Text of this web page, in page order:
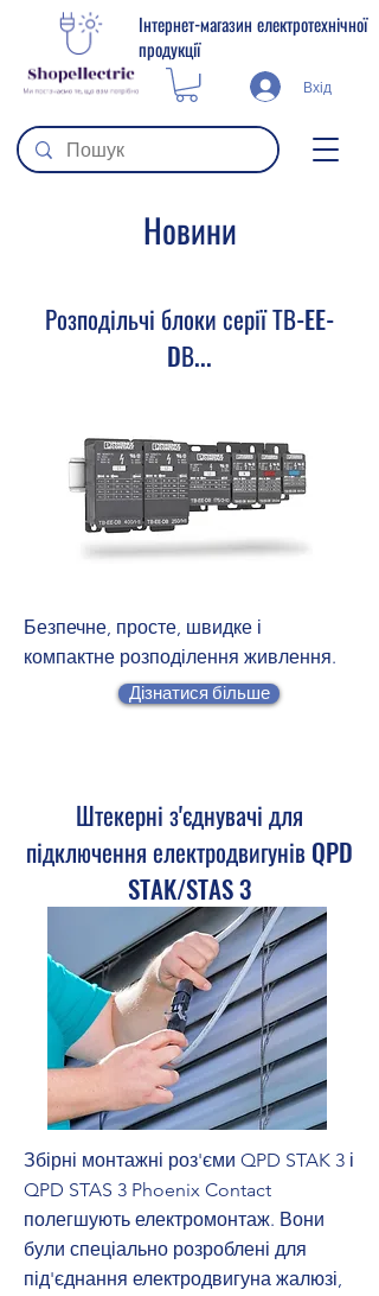
Інтернет-магазин електротехнічної
продукції
Вхід
Новини
Розподільчі блоки серії ТВ-EE-
DВ...
Безпечне, просте, швидке і
компактне розподілення живлення.
Дізнатися більше
Штекерні з'єднувачі для
підключення електродвигунів QPD
STAK/STAS 3
Збірні монтажні роз'єми QPD STAK 3 і
QPD STAS 3 Phoenix Contact
полегшують електромонтаж. Вони
були спеціально розроблені для
під'єднання електродвигуна жалюзі,